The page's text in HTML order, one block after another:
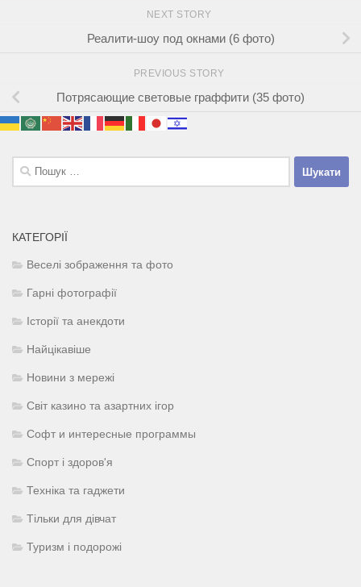
NEXT STORY
Реалити-шоу под окнами (6 фото)
PREVIOUS STORY
Потрясающие световые граффити (35 фото)
Пошук:
КАТЕГОРІЇ
Веселі зображення та фото
Гарні фотографії
Історії та анекдоти
Найцікавіше
Новини з мережі
Світ казино та азартних ігор
Софт и интересные программы
Спорт і здоров'я
Техніка та гаджети
Тільки для дівчат
Туризм і подорожі